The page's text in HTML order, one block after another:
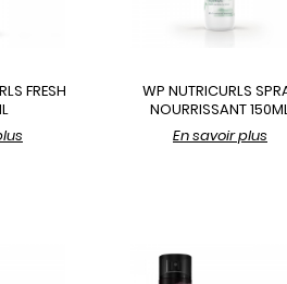
FRESH
WP NUTRICURLS
NOURRISSANT
En savoir plus